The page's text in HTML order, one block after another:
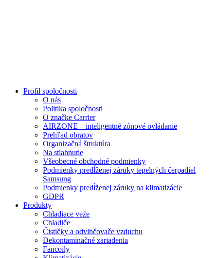
Profil spoločnosti
O nás
Politika spoločnosti
O značke Carrier
AIRZONE – inteligentné zónové ovládanie
Prehľad obratov
Organizačná štruktúra
Na stiahnutie
Všeobecné obchodné podmienky
Podmienky predĺženej záruky tepelných čerpadiel
Samsung
Podmienky predĺženej záruky na klimatizácie
GDPR
Produkty
Chladiace veže
Chladiče
Čističky a odvlhčovače vzduchu
Dekontaminačné zariadenia
Fancoily